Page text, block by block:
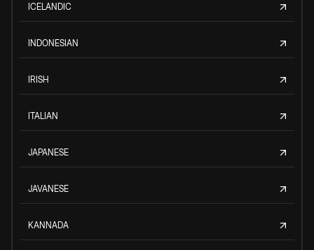
ICELANDIC
INDONESIAN
IRISH
ITALIAN
JAPANESE
JAVANESE
KANNADA